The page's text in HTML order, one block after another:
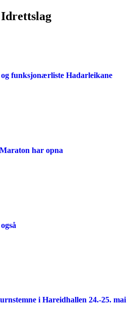
funksjonærliste Hadarleikane
har opna
i Hareidhallen 24.-25. mai